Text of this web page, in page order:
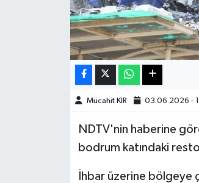
Mücahit KIR 03.06.2026 -
NDTV'nin haberine
bodrum katındaki
İhbar üzerine bölgeye
Manşetler
Resmi İlan
SürManşet